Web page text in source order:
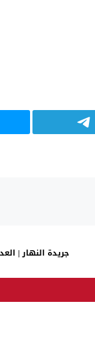
جريدة النهار | العدد 3580 | في 9-11-